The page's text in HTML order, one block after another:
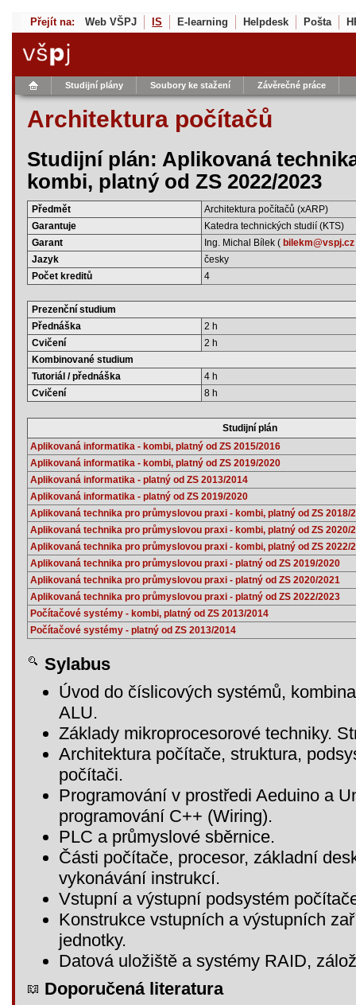
Přejít na: Web VŠPJ IS E-learning Helpdesk Pošta
Studijní plány Soubory ke stažení Závěrečné práce
Architektura počítačů
Studijní plán: Aplikovaná
kombi, platný od ZS 2022/2023
Předmět
Architektura počítačů (xARP)
Garantuje
Katedra technických studií (KTS)
Garant
Ing. Michal Bílek ( bilekm@vspj.cz
Jazyk
česky
Počet kreditů
4
Prezenční studium
Přednáška
2 h
Cvičení
2 h
Kombinované studium
Tutoriál / přednáška
4 h
Cvičení
8 h
Studijní plán
Aplikovaná informatika - kombi, platný od ZS 2015/2016
Aplikovaná informatika - kombi, platný od ZS 2019/2020
Aplikovaná informatika - platný od ZS 2013/2014
Aplikovaná informatika - platný od ZS 2019/2020
Aplikovaná technika pro průmyslovou praxi - kombi, platný od ZS 2018/
Aplikovaná technika pro průmyslovou praxi - kombi, platný od ZS 2020/
Aplikovaná technika pro průmyslovou praxi - kombi, platný od ZS 2022/
Aplikovaná technika pro průmyslovou praxi - platný od ZS 2019/2020
Aplikovaná technika pro průmyslovou praxi - platný od ZS 2020/2021
Aplikovaná technika pro průmyslovou praxi - platný od ZS 2022/2023
Počítačové systémy - kombi, platný od ZS 2013/2014
Počítačové systémy - platný od ZS 2013/2014
Sylabus
Úvod do číslicových systémů,
ALU.
Základy mikroprocesorové techniky.
Architektura počítače, struktura,
počítači.
Programování v prostředi Aeduino a
programování C++ (Wiring).
PLC a průmyslové sběrnice.
Části počítače, procesor, základní
vykonávání instrukcí.
Vstupní a výstupní podsystém
Konstrukce vstupních a výstupních
jednotky.
Datová uložiště a systémy RAID,
Doporučená literatura